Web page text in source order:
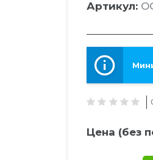
Артикул:
Цена (без